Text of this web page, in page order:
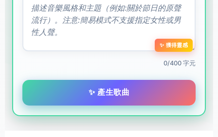
✨ 獲得靈感
0/400 字元
✨ 產生歌曲